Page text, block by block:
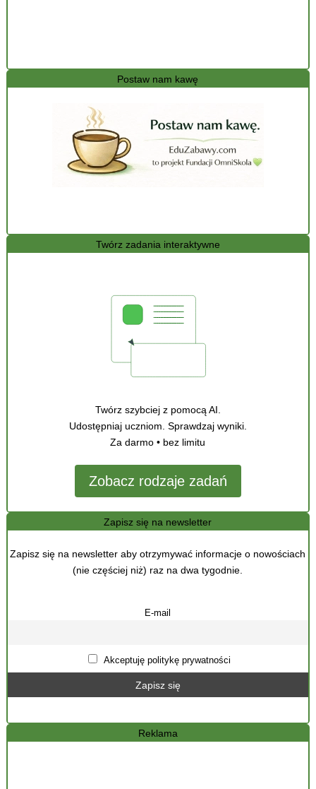
Postaw nam kawę
Twórz zadania interaktywne
Twórz szybciej z pomocą AI.
Udostępniaj uczniom. Sprawdzaj wyniki.
Za darmo • bez limitu
Zobacz rodzaje zadań
Zapisz się na newsletter
Zapisz się na newsletter aby otrzymywać informacje o nowościach
(nie częściej niż) raz na dwa tygodnie.
E-mail
Akceptuję politykę prywatności
Reklama